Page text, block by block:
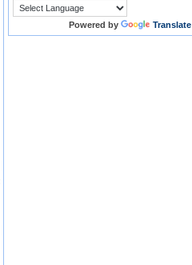
Powered by Translate